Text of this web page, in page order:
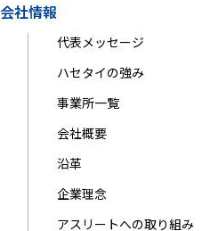
会社情報
代表メッセージ
ハセタイの強み
事業所一覧
会社概要
沿革
企業理念
アスリートへの取り組み